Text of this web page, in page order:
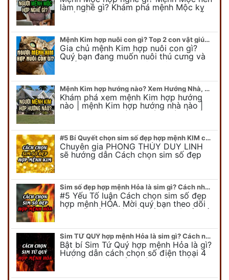
làm nghề gì? Khám phá mệnh Mộc kỵ
nghề gì không nên làm. Xem ngay để
Mệnh Kim hợp nuôi con gì? Top 2 con vật giúp gia chủ Phát tài phát lộc
Gia chủ mệnh Kim hợp nuôi con gì?
Quý bạn đang muốn nuôi thú cưng và
muốn chọn một con vật nuôi hợp
Duy…
Mệnh Kim hợp hướng nào? Xem Hướng Nhà, Phòng ngủ, Làm việc hợp mệnh Kim
Khám phá xem mệnh Kim hợp hướng
nào | mệnh Kim hợp hướng nhà nào |
mệnh Kim kê giường hướng nào | mệnh
#5 Bí Quyết chọn sim số đẹp hợp mệnh KIM chuẩn xác nhất
Chuyên gia PHONG THỦY DUY LINH
sẽ hướng dẫn Cách chọn sim số đẹp
hợp mệnh KIM. Mời quý bạn theo dõi
Sim số đẹp hợp mệnh Hỏa là sim gì? Cách nhận biết sim đẹp hợp mệnh Hỏa
#5 Yếu Tố luận Cách chọn sim số đẹp
hợp mệnh HỎA. Mời quý bạn theo dõi
bài viết để có cái nhìn tổng quát về số
Sim TỨ QUÝ hợp mệnh Hỏa là sim gì? Cách nhận biết sim tứ quý hợp mệnh Hỏa
Bật bí Sim Tứ Quý hợp mệnh Hỏa là gì?
Hướng dẫn cách chọn số điện thoại 4
quý hợp mệnh Hỏa chính xác nhất.